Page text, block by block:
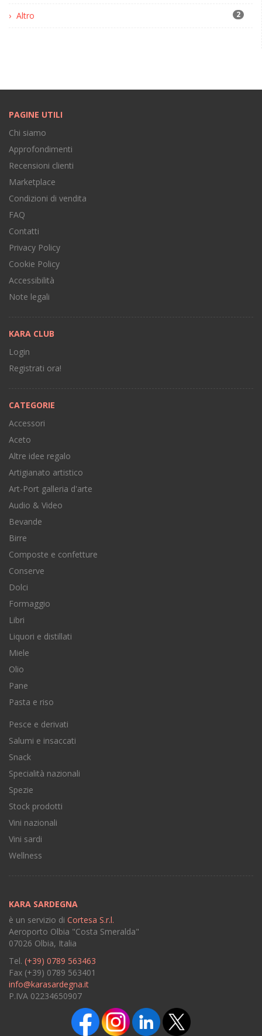
Altro 2
PAGINE UTILI
Chi siamo
Approfondimenti
Recensioni clienti
Marketplace
Condizioni di vendita
FAQ
Contatti
Privacy Policy
Cookie Policy
Accessibilità
Note legali
KARA CLUB
Login
Registrati ora!
CATEGORIE
Accessori
Aceto
Altre idee regalo
Artigianato artistico
Art-Port galleria d'arte
Audio & Video
Bevande
Birre
Composte e confetture
Conserve
Dolci
Formaggio
Libri
Liquori e distillati
Miele
Olio
Pane
Pasta e riso
Pesce e derivati
Salumi e insaccati
Snack
Specialità nazionali
Spezie
Stock prodotti
Vini nazionali
Vini sardi
Wellness
KARA SARDEGNA
è un servizio di Cortesa S.r.l.
Aeroporto Olbia "Costa Smeralda"
07026 Olbia, Italia
Tel. (+39) 0789 563463
Fax (+39) 0789 563401
info@karasardegna.it
P.IVA 02234650907